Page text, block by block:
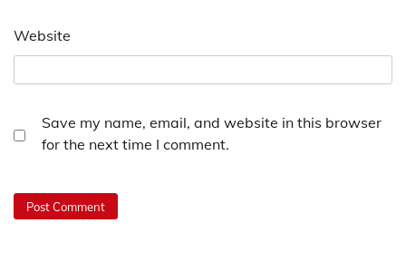
Website
Save my name, email, and website in this browser
for the next time I comment.